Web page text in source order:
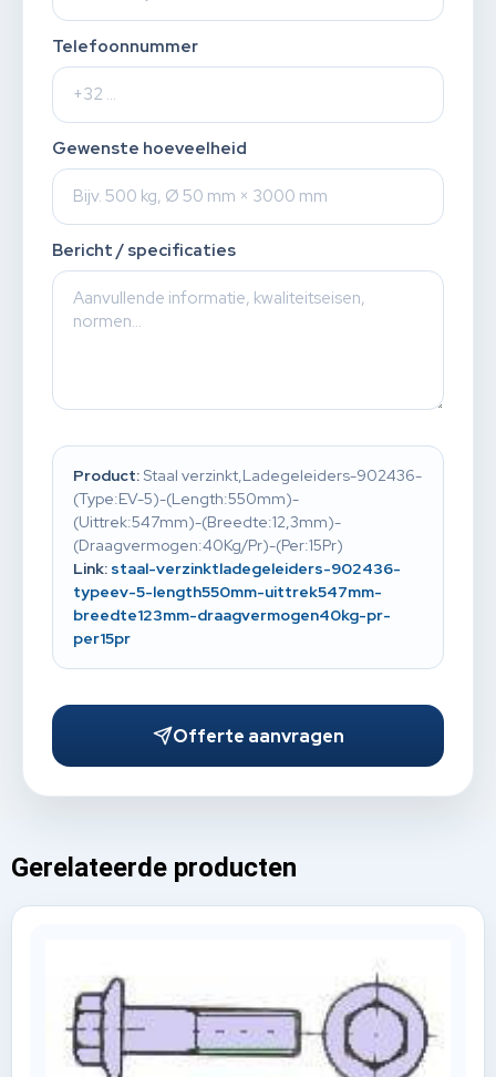
Telefoonnummer
Gewenste hoeveelheid
Bericht / specificaties
Product:Staal verzinkt,Ladegeleiders-902436-
(Type:EV-5)-(Length:550mm)-
(Uittrek:547mm)-(Breedte:12,3mm)-
(Draagvermogen:40Kg/Pr)-(Per:15Pr)
Link: staal-verzinktladegeleiders-902436-
typeev-5-length550mm-uittrek547mm-
breedte123mm-draagvermogen40kg-pr-
per15pr
Offerte aanvragen
Gerelateerde producten